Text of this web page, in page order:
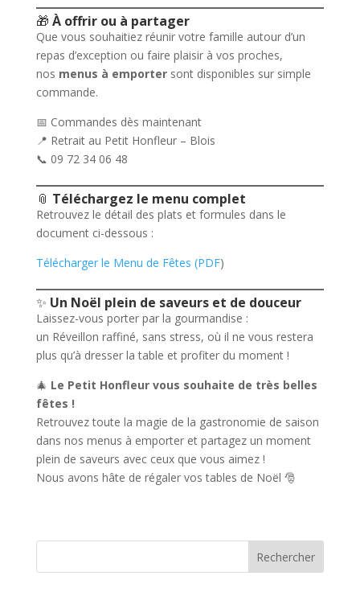
🎁 À offrir ou à partager
Que vous souhaitiez réunir votre famille autour d’un
repas d’exception ou faire plaisir à vos proches,
nos menus à emportersont disponibles sur simple
commande.
📅 Commandes dès maintenant
📍 Retrait au Petit Honfleur – Blois
📞 09 72 34 06 48
📎 Téléchargez le menu complet
Retrouvez le détail des plats et formules dans le
document ci-dessous :
Télécharger le Menu de Fêtes (PDF)
✨ Un Noël plein de saveurs et de douceur
Laissez-vous porter par la gourmandise :
un Réveillon raffiné, sans stress, où il ne vous restera
plus qu’à dresser la table et profiter du moment !
🎄 Le Petit Honfleur vous souhaite de très belles
fêtes !
Retrouvez toute la magie de la gastronomie de saison
dans nos menus à emporter et partagez un moment
plein de saveurs avec ceux que vous aimez !
Nous avons hâte de régaler vos tables de Noël 🎅
Rechercher